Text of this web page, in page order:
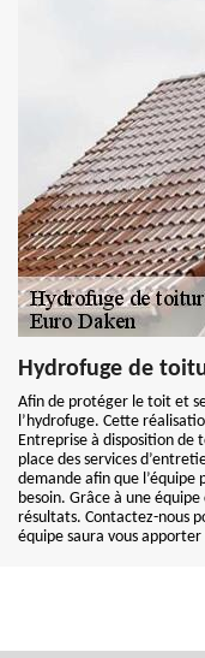
Hydrofuge de
Afin de protéger le toit et
l’hydrofuge. Cette
Entreprise à disposition de
place des services
demande afin que l’équipe
besoin. Grâce à une
résultats. Contactez-nous
équipe saura vous apporter